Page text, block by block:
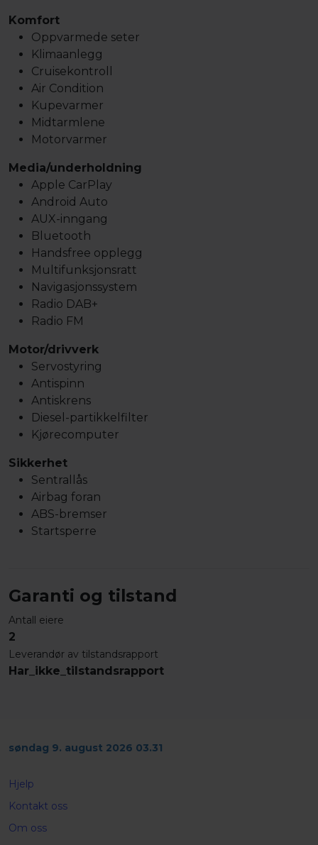
Komfort
Oppvarmede seter
Klimaanlegg
Cruisekontroll
Air Condition
Kupevarmer
Midtarmlene
Motorvarmer
Media/underholdning
Apple CarPlay
Android Auto
AUX-inngang
Bluetooth
Handsfree opplegg
Multifunksjonsratt
Navigasjonssystem
Radio DAB+
Radio FM
Motor/drivverk
Servostyring
Antispinn
Antiskrens
Diesel-partikkelfilter
Kjørecomputer
Sikkerhet
Sentrallås
Airbag foran
ABS-bremser
Startsperre
Garanti og tilstand
Antall eiere
2
Leverandør av tilstandsrapport
Har_ikke_tilstandsrapport
søndag 9. august 2026 03.31
Hjelp
Kontakt oss
Om oss